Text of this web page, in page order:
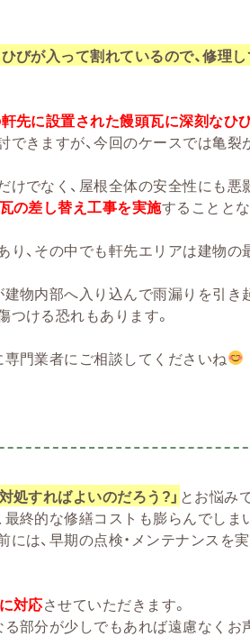
びが入って割れているので、修理
先に設置された饅頭瓦に深刻なひ
きますが、今回のケースでは亀裂
でなく、屋根全体の安全性にも悪
瓦の差し替え工事を実施することと
、その中でも軒先エリアは建物の
物内部へ入り込んで雨漏りを引き
ける恐れもあります。
門業者にご相談してくださいね
処すればよいのだろう?」 とお悩み
終的な修繕コストも膨らんでしま
は、早期の点検・メンテナンスを
対応させていただきます。
る部分が少しでもあれば遠慮なくお